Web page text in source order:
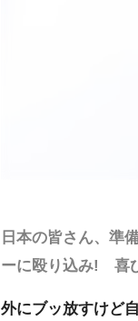
日本の皆さん、準
ーに殴り込み! 喜
外にブッ放すけど